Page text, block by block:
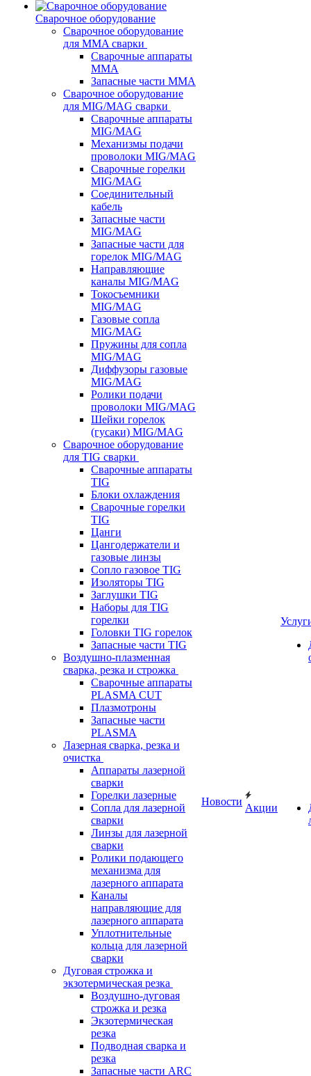
Сварочное оборудование
Сварочное оборудование
для MMA сварки
Сварочные аппараты
MMA
Запасные части MMA
Сварочное оборудование
для MIG/MAG сварки
Сварочные аппараты
MIG/MAG
Механизмы подачи
проволоки MIG/MAG
Сварочные горелки
MIG/MAG
Соединительный
кабель
Запасные части
MIG/MAG
Запасные части для
горелок MIG/MAG
Направляющие
каналы MIG/MAG
Токосъемники
MIG/MAG
Газовые сопла
MIG/MAG
Пружины для сопла
MIG/MAG
Диффузоры газовые
MIG/MAG
Ролики подачи
проволоки MIG/MAG
Шейки горелок
(гусаки) MIG/MAG
Сварочное оборудование
для TIG сварки
Сварочные аппараты
TIG
Блоки охлаждения
Сварочные горелки
TIG
Цанги
Цангодержатели и
газовые линзы
Сопло газовое TIG
Изоляторы TIG
Заглушки TIG
Наборы для TIG
горелки
Головки TIG горелок
Запасные части TIG
Воздушно-плазменная
сварка, резка и строжка
Сварочные аппараты
PLASMA CUT
Плазмотроны
Запасные части
PLASMA
Лазерная сварка, резка и
очистка
Аппараты лазерной
сварки
Горелки лазерные
Сопла для лазерной
сварки
Линзы для лазерной
сварки
Ролики подающего
механизма для
лазерного аппарата
Каналы
направляющие для
лазерного аппарата
Уплотнительные
кольца для лазерной
сварки
Дуговая строжка и
экзотермическая резка
Воздушно-дуговая
строжка и резка
Экзотермическая
резка
Подводная сварка и
резка
Запасные части ARC
Новости
Акции